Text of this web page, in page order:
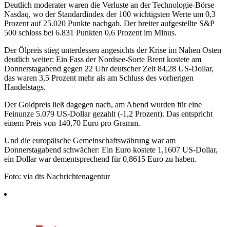
Deutlich moderater waren die Verluste an der Technologie-Börse
Nasdaq, wo der Standardindex der 100 wichtigsten Werte um 0,3
Prozent auf 25.020 Punkte nachgab. Der breiter aufgestellte S&P
500 schloss bei 6.831 Punkten 0,6 Prozent im Minus.
Der Ölpreis stieg unterdessen angesichts der Krise im Nahen Osten
deutlich weiter: Ein Fass der Nordsee-Sorte Brent kostete am
Donnerstagabend gegen 22 Uhr deutscher Zeit 84,28 US-Dollar,
das waren 3,5 Prozent mehr als am Schluss des vorherigen
Handelstags.
Der Goldpreis ließ dagegen nach, am Abend wurden für eine
Feinunze 5.079 US-Dollar gezahlt (-1,2 Prozent). Das entspricht
einem Preis von 140,70 Euro pro Gramm.
Und die europäische Gemeinschaftswährung war am
Donnerstagabend schwächer: Ein Euro kostete 1,1607 US-Dollar,
ein Dollar war dementsprechend für 0,8615 Euro zu haben.
Foto: via dts Nachrichtenagentur